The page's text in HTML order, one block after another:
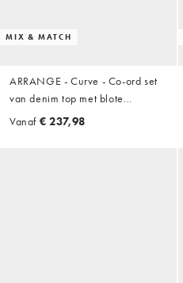
MIX & MATCH
ARRANGE - Curve - Co-ord set
van denim top met blote
schouders en geplooide taille en
Vanaf € 237,98